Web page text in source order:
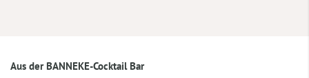
Aus der BANNEKE-Cocktail Bar